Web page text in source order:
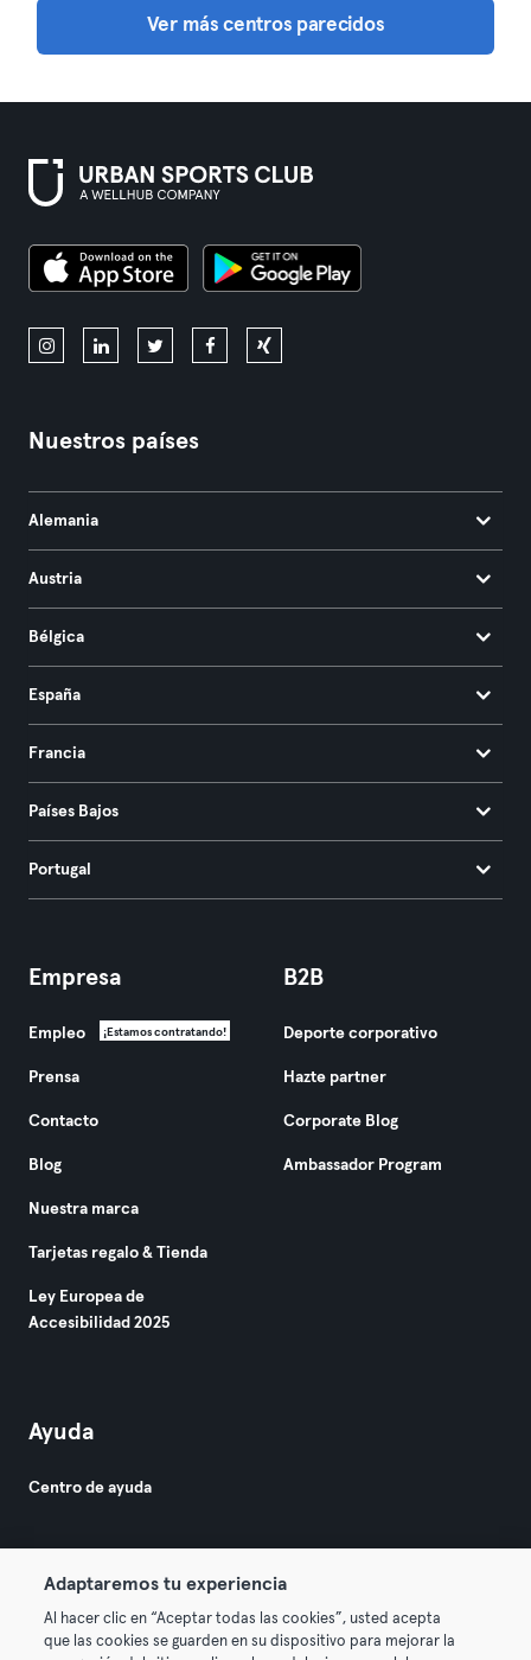
Ver más centros parecidos
Nuestros países
Alemania
Austria
Bélgica
España
Francia
Países Bajos
Portugal
Empresa
Empleo ¡Estamos contratando!
Prensa
Contacto
Blog
Nuestra marca
Tarjetas regalo & Tienda
Ley Europea de
Accesibilidad 2025
B2B
Deporte corporativo
Hazte partner
Corporate Blog
Ambassador Program
Ayuda
Centro de ayuda
© 2026 Urban Sports Group GmbH. All rights reserved.
Adaptaremos tu experiencia
Al hacer clic en “Aceptar todas las cookies”, usted acepta
que las cookies se guarden en su dispositivo para mejorar la